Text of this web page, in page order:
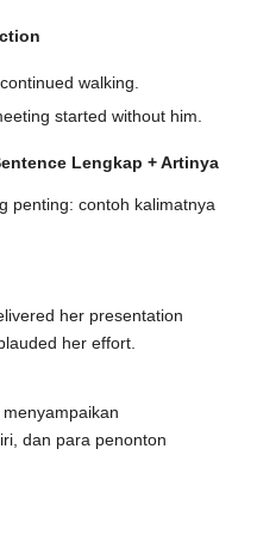
walking.
started without him.
Lengkap + Artinya
penting: contoh kalimatnya
her presentation
her effort.
dan para penonton